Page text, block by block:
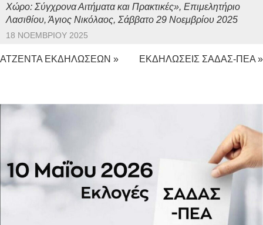
Χώρο: Σύγχρονα Αιτήματα και Πρακτικές», Επιμελητήριο
Λασιθίου, Άγιος Νικόλαος, Σάββατο 29 Νοεμβρίου 2025
18 ΝΟΕΜΒΡΊΟΥ 2025
ΑΤΖΕΝΤΑ ΕΚΔΗΛΩΣΕΩΝ » ΕΚΔΗΛΩΣΕΙΣ ΣΑΔΑΣ-ΠΕΑ »